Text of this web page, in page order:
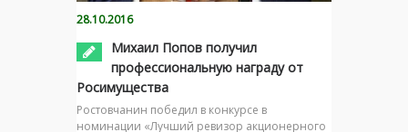
28.10.2016
Михаил Попов получил
профессиональную награду от
Росимущества
Ростовчанин победил в конкурсе в
номинации «Лучший ревизор акционерного